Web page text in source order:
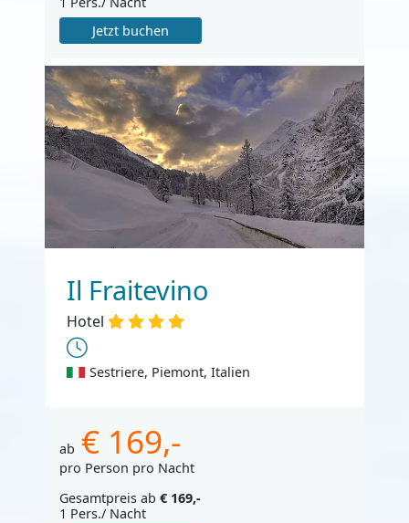
Jetzt buchen
Il Fraitevino
Hotel
Sestriere, Piemont, Italien
ab € 169,-
pro Person pro Nacht
Gesamtpreis ab € 169,-
1 Pers./ Nacht